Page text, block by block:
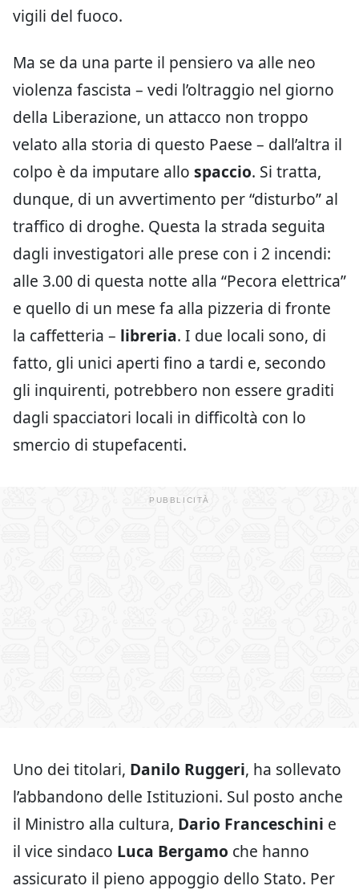
vigili del fuoco.
Ma se da una parte il pensiero va alle neo
violenza fascista – vedi l’oltraggio nel giorno
della Liberazione, un attacco non troppo
velato alla storia di questo Paese – dall’altra il
colpo è da imputare allo spaccio. Si tratta,
dunque, di un avvertimento per “disturbo” al
traffico di droghe. Questa la strada seguita
dagli investigatori alle prese con i 2 incendi:
alle 3.00 di questa notte alla “Pecora elettrica”
e quello di un mese fa alla pizzeria di fronte
la caffetteria – libreria. I due locali sono, di
fatto, gli unici aperti fino a tardi e, secondo
gli inquirenti, potrebbero non essere graditi
dagli spacciatori locali in difficoltà con lo
smercio di stupefacenti.
Uno dei titolari, Danilo Ruggeri, ha sollevato
l’abbandono delle Istituzioni. Sul posto anche
il Ministro alla cultura, Dario Franceschini e
il vice sindaco Luca Bergamo che hanno
assicurato il pieno appoggio dello Stato. Per